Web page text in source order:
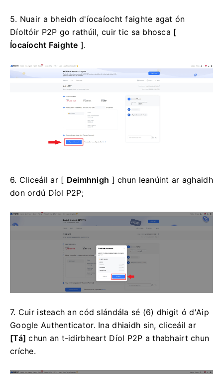
5. Nuair a bheidh d'íocaíocht faighte agat ón
Díoltóir P2P go rathúil, cuir tic sa bhosca [
Íocaíocht Faighte ].
6. Cliceáil ar [ Deimhnigh ] chun leanúint ar aghaidh
don ordú Díol P2P;
7. Cuir isteach an cód slándála sé (6) dhigit ó d'Aip
Google Authenticator. Ina dhiaidh sin, cliceáil ar
[Tá] chun an t-idirbheart Díol P2P a thabhairt chun
críche.